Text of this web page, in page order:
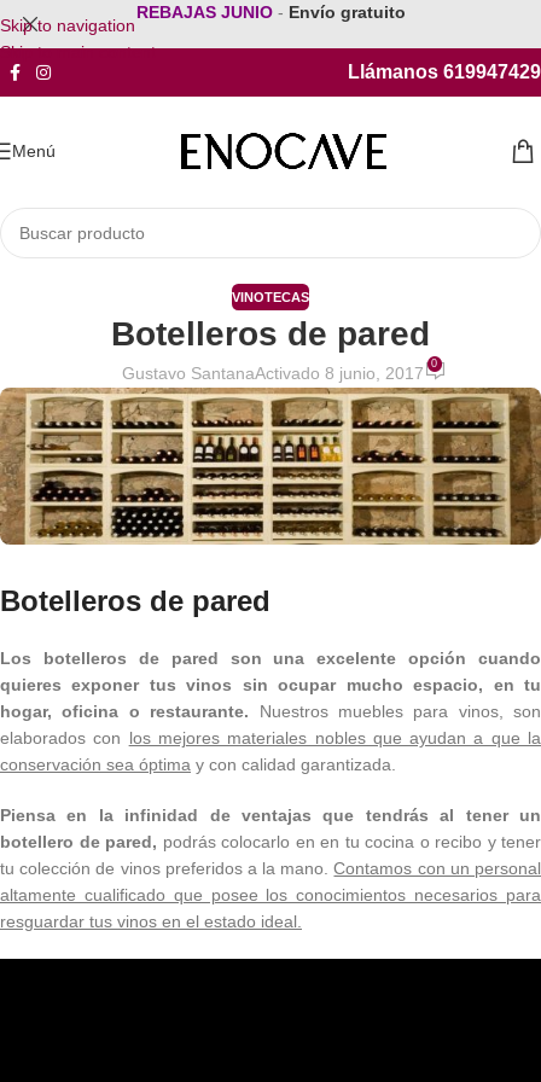
Skip to navigation
Skip to main content
REBAJAS JUNIO - Envío gratuito
Llámanos 619947429
Menú
VINOTECAS
Botelleros de pared
Gustavo SantanaActivado 8 junio, 2017 0
Botelleros de pared
Los botelleros de pared son una excelente opción cuando
quieres exponer tus vinos sin ocupar mucho espacio, en tu
hogar, oficina o restaurante. Nuestros muebles para vinos, son
elaborados con los mejores materiales nobles que ayudan a que la
conservación sea óptima y con calidad garantizada.
Piensa en la infinidad de ventajas que tendrás al tener un
botellero de pared, podrás colocarlo en en tu cocina o recibo y tener
tu colección de vinos preferidos a la mano.Contamos con un personal
altamente cualificado que posee los conocimientos necesarios para
resguardar tus vinos en el estado ideal.